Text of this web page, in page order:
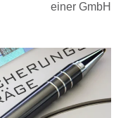
einer GmbH